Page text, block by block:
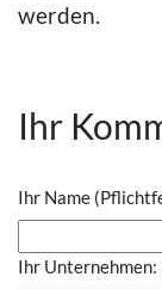
werden.
Ihr
Ihr Name
Ihr Unternehmen: